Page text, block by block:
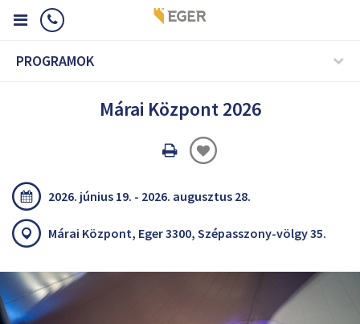
PROGRAMOK
Márai Központ 2026
Oldal
2026. június 19. - 2026. augusztus 28.
Márai Központ, Eger 3300, Szépasszony-völgy 35.